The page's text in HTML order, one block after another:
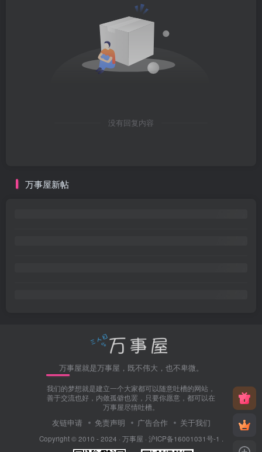
没有回复内容
万事屋新帖
万事屋就是万事屋，既不伟大，也不卑微。
我们的梦想就是建立一个大家都可以随意吐槽的网站，
善于交流也好，内敛孤僻也罢，只要你愿意，都可以在
万事屋尽情吐槽。
友链申请 免责声明 广告合作 关于我们
Copyright © 2010 - 2024 · 万事屋 · 沪ICP备16001031号-1